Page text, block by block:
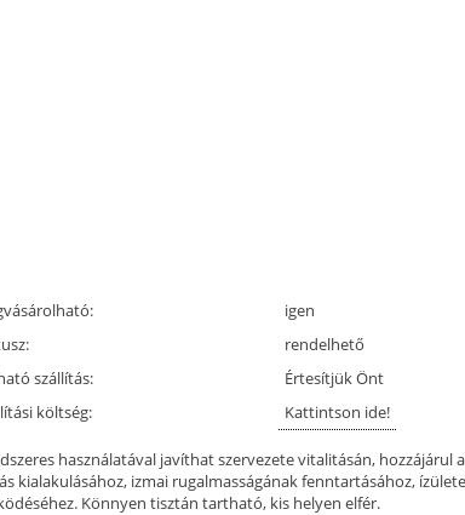
igen
rendelhető
szállítás:
Értesítjük Önt
költség:
Kattintson ide!
használatával javíthat szervezete vitalitásán, hozzájárul
kialakulásához, izmai rugalmasságának fenntartásához,
Könnyen tisztán tartható, kis helyen elfér.